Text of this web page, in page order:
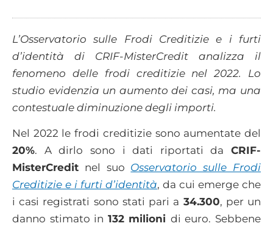
L’Osservatorio sulle Frodi Creditizie e i furti
d’identità di CRIF-MisterCredit analizza il
fenomeno delle frodi creditizie nel 2022. Lo
studio evidenzia un aumento dei casi, ma una
contestuale diminuzione degli importi.
Nel 2022 le frodi creditizie sono aumentate del
20%. A dirlo sono i dati riportati da CRIF-
MisterCredit nel suo Osservatorio sulle Frodi
Creditizie e i furti d’identità, da cui emerge che
i casi registrati sono stati pari a 34.300, per un
danno stimato in 132 milioni di euro. Sebbene